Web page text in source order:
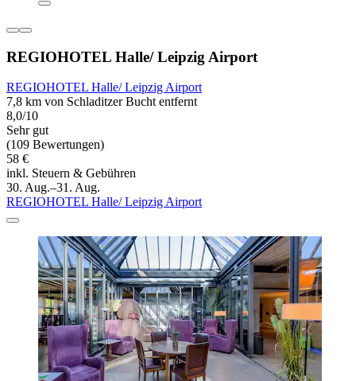
REGIOHOTEL Halle/ Leipzig Airport
REGIOHOTEL Halle/ Leipzig Airport
7,8 km von Schladitzer Bucht entfernt
8,0/10
Sehr gut
(109 Bewertungen)
58 €
inkl. Steuern & Gebühren
30. Aug.–31. Aug.
REGIOHOTEL Halle/ Leipzig Airport